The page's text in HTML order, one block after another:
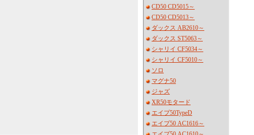
CD50 CD5015～
CD50 CD5013～
ダックス AB2610～
ダックス ST5063～
シャリイ CF5034～
シャリイ CF5010～
ソロ
マグナ50
ジャズ
XR50モタード
エイプ50TypeD
エイプ50 AC1616～